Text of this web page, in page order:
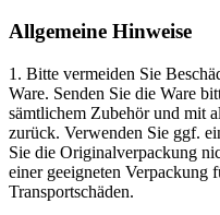
Allgemeine Hinweise
1. Bitte vermeiden Sie
Ware. Senden Sie die Ware
sämtlichem Zubehör und mit
zurück. Verwenden Sie ggf.
Sie die Originalverpackung
einer geeigneten Verpackung
Transportschäden.